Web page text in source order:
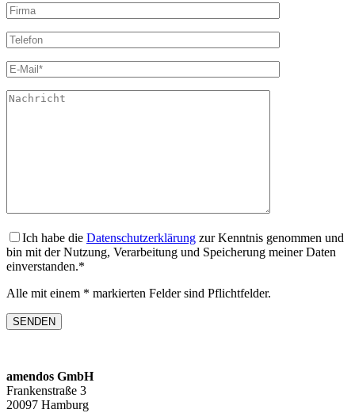
Ich habe die Datenschutzerklärung zur Kenntnis genommen und
bin mit der Nutzung, Verarbeitung und Speicherung meiner Daten
einverstanden.*
Alle mit einem * markierten Felder sind Pflichtfelder.
amendos GmbH
Frankenstraße 3
20097 Hamburg